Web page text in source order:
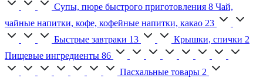
Супы, пюре быстрого приготовления 8 Чай,
чайные напитки, кофе, кофейные напитки, какао 23
Быстрые завтраки 13 Крышки, спички 2
Пищевые ингредиенты 86
Пасхальные товары 2